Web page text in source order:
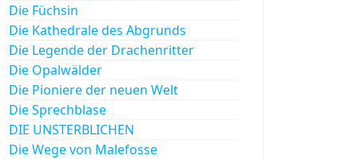
Die Füchsin
Die Kathedrale des Abgrunds
Die Legende der Drachenritter
Die Opalwälder
Die Pioniere der neuen Welt
Die Sprechblase
DIE UNSTERBLICHEN
Die Wege von Malefosse